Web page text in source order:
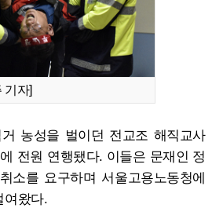
기자]
농성을 벌이던 전교조 해직교사
전원 연행됐다. 이들은 문재인 정
소를 요구하며 서울고용노동청에
여왔다.